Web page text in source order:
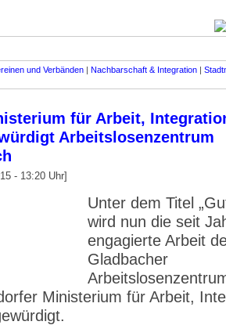
und Verbänden | Nachbarschaft & Integration |
für Arbeit,
Arbeitslosenzentrum
- 13:20 Uhr]
Unter dem Titel
wird nun die seit
engagierte Arbeit
Gladbacher
Ministerium für Arbeit,